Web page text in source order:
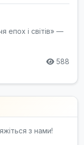
епох і світів» —
588
з нами!